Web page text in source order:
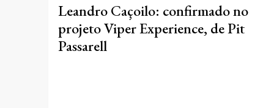
Leandro Caçoilo: confirmado no
projeto Viper Experience, de Pit
Passarell